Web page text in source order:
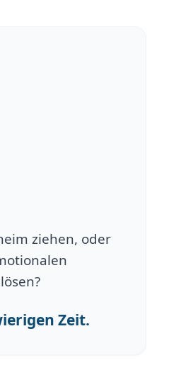
ziehen, oder
Zeit.